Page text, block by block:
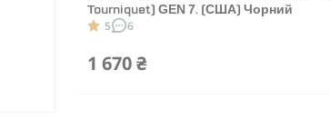
Tourniquet) GEN 7. (США) Чорний
5 6
1 670 ₴